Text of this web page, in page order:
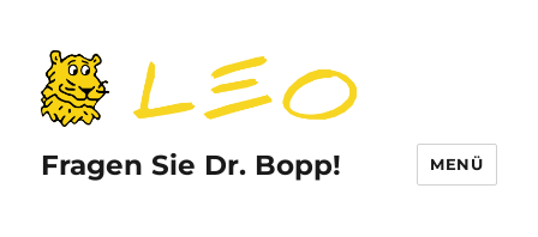
Fragen Sie Dr. Bopp! MENÜ